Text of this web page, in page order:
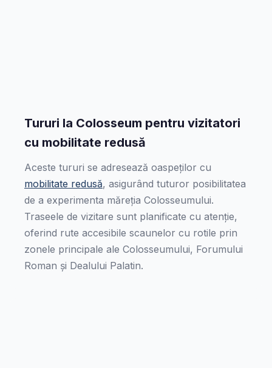
Tururi la Colosseum pentru vizitatori
cu mobilitate redusă
Aceste tururi se adresează oaspeților cu
mobilitate redusă, asigurând tuturor posibilitatea
de a experimenta măreția Colosseumului.
Traseele de vizitare sunt planificate cu atenție,
oferind rute accesibile scaunelor cu rotile prin
zonele principale ale Colosseumului, Forumului
Roman și Dealului Palatin.